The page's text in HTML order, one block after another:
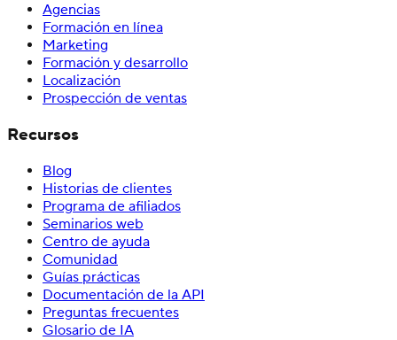
Agencias
Formación en línea
Marketing
Formación y desarrollo
Localización
Prospección de ventas
Recursos
Blog
Historias de clientes
Programa de afiliados
Seminarios web
Centro de ayuda
Comunidad
Guías prácticas
Documentación de la API
Preguntas frecuentes
Glosario de IA